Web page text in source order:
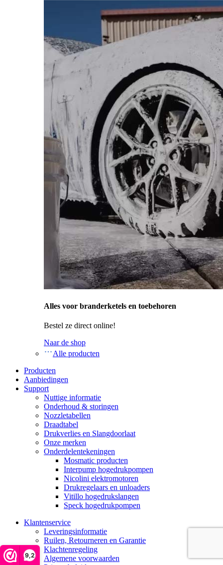
9,2
Alles voor branderketels en toebehoren
Bestel ze direct online!
Naar de shop
Alle producten
Producten
Aanbiedingen
Support
Nuttige informatie
Onderhoud & storingen
Nozzletabellen
Draadtabel
Drukverlies en Slangdoorlaat
Onze merken
Onderdelentekeningen
Mosmatic producten
Interpump hogedrukpompen
Nicolini elektromotoren
Drukregelaars en unloaders
Vitillo hogedrukslangen
Speck hogedrukpompen
Klantenservice
Leveringsinformatie
Ruilen, Retourneren en Garantie
Klachtenregeling
Algemene voorwaarden